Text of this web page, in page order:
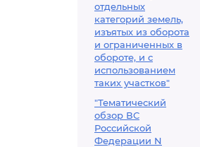
отдельных
категорий земель,
изъятых из оборота
и ограниченных в
обороте, и с
использованием
таких участков"
"Тематический
обзор ВС
Российской
Федерации N